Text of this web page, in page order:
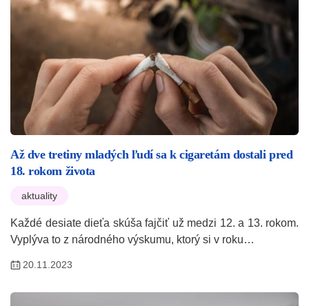
Až dve tretiny mladých ľudí sa k cigaretám dostali pred
18. rokom života
aktuality
Každé desiate dieťa skúša fajčiť už medzi 12. a 13. rokom.
Vyplýva to z národného výskumu, ktorý si v roku…
20.11.2023